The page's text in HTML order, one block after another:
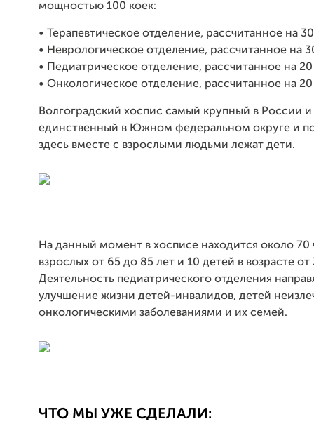
мощностью 100 коек:
• Терапевтическое отделение, рассчитанное на
• Неврологическое отделение, рассчитанное на
• Педиатрическое отделение, рассчитанное на
• Онкологическое отделение, рассчитанное на 20
Волгоградский хоспис самый крупный в России и
единственный в Южном федеральном округе и
здесь вместе с взрослыми людьми лежат дети.
На данный момент в хосписе находится около 70
взрослых от 65 до 85 лет и 10 детей в возрасте от
Деятельность педиатрического отделения
улучшение жизни детей-инвалидов, детей
онкологическими заболеваниями и их семей.
ЧТО МЫ УЖЕ СДЕЛАЛИ: